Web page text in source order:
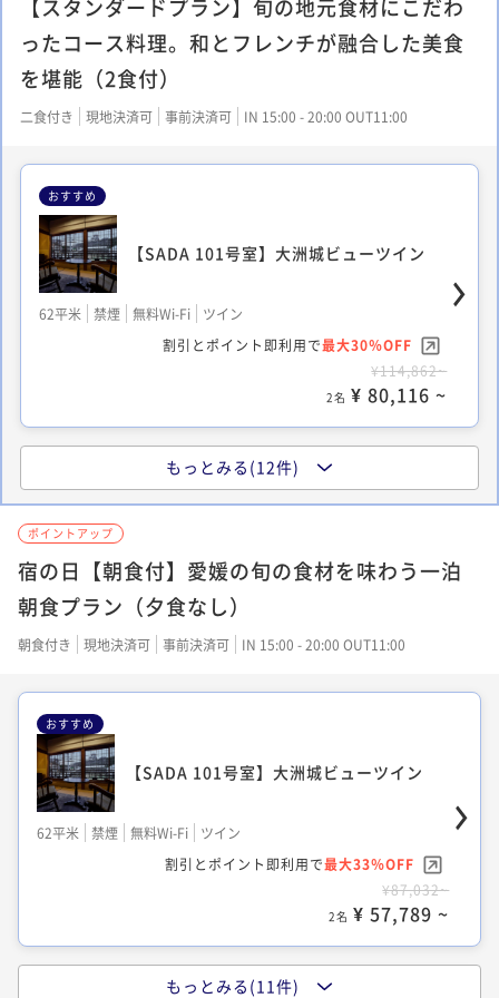
【スタンダードプラン】旬の地元食材にこだわ
ったコース料理。和とフレンチが融合した美食
を堪能（2食付）
二食付き 現地決済可 事前決済可 IN 15:00 - 20:00 OUT11:00
おすすめ
【SADA 101号室】大洲城ビューツイン
62平米 禁煙 無料Wi-Fi
ツイン
割引とポイント即利用で最大30％OFF
¥114,862~
2名 ¥ 80,116 ~
【VMGコンフォートからお部屋お任せ】ツ
45平米 禁煙 無料Wi-Fi
ツイン
割引とポイント即利用で
2名 ¥ 68,469 ~
80平米 禁煙
¥103,730~
¥ 72,352 ~
もっとみる(12件)
ポイントアップ
宿の日【朝食付】愛媛の旬の食材を味わう一泊
朝食プラン（夕食なし）
朝食付き 現地決済可 事前決済可 IN 15:00 - 20:00 OUT11:00
おすすめ
【SADA 101号室】大洲城ビューツイン
62平米 禁煙 無料Wi-Fi
ツイン
割引とポイント即利用で最大33％OFF
¥87,032~
2名 ¥ 57,789 ~
もっとみる(11件)